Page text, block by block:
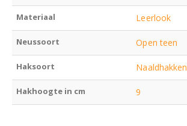
Materiaal Leerlook
Neussoort Open teen
Haksoort Naaldhakken
Hakhoogte in cm 9